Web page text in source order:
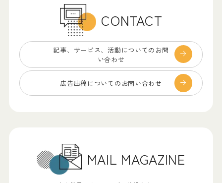
CONTACT
記事、サービス、 活動についてのお問
い合わせ
広告出稿についての お問い合わせ
MAIL MAGAZINE